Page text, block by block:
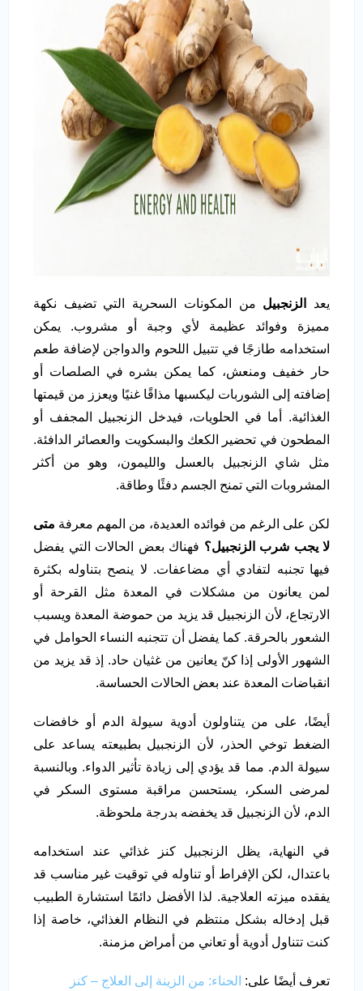
يعد الزنجبيل من المكونات السحرية التي تضيف نكهة
مميزة وفوائد عظيمة لأي وجبة أو مشروب. يمكن
استخدامه طازجًا في تتبيل اللحوم والدواجن لإضافة طعم
حار خفيف ومنعش، كما يمكن بشره في الصلصات أو
إضافته إلى الشوربات ليكسبها مذاقًا غنيًا ويعزز من قيمتها
الغذائية. أما في الحلويات، فيدخل الزنجبيل المجفف أو
المطحون في تحضير الكعك والبسكويت والعصائر الدافئة.
مثل شاي الزنجبيل بالعسل والليمون، وهو من أكثر
المشروبات التي تمنح الجسم دفئًا وطاقة.
لكن على الرغم من فوائده العديدة، من المهم معرفة متى
لا يجب شرب الزنجبيل؟ فهناك بعض الحالات التي يفضل
فيها تجنبه لتفادي أي مضاعفات. لا ينصح بتناوله بكثرة
لمن يعانون من مشكلات في المعدة مثل القرحة أو
الارتجاع، لأن الزنجبيل قد يزيد من حموضة المعدة ويسبب
الشعور بالحرقة. كما يفضل أن تتجنبه النساء الحوامل في
الشهور الأولى إذا كنّ يعانين من غثيان حاد. إذ قد يزيد من
انقباضات المعدة عند بعض الحالات الحساسة.
أيضًا، على من يتناولون أدوية سيولة الدم أو خافضات
الضغط توخي الحذر، لأن الزنجبيل بطبيعته يساعد على
سيولة الدم. مما قد يؤدي إلى زيادة تأثير الدواء. وبالنسبة
لمرضى السكر، يستحسن مراقبة مستوى السكر في
الدم، لأن الزنجبيل قد يخفضه بدرجة ملحوظة.
في النهاية، يظل الزنجبيل كنز غذائي عند استخدامه
باعتدال، لكن الإفراط أو تناوله في توقيت غير مناسب قد
يفقده ميزته العلاجية. لذا الأفضل دائمًا استشارة الطبيب
قبل إدخاله بشكل منتظم في النظام الغذائي، خاصة إذا
كنت تتناول أدوية أو تعاني من أمراض مزمنة.
تعرف أيضًا على: الحناء: من الزينة إلى العلاج – كنز